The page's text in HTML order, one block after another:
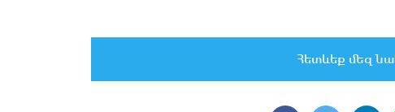
Հետևեք մեզ